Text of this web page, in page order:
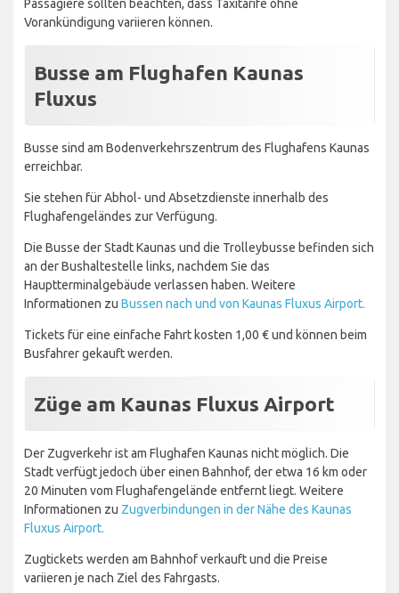
Passagiere sollten beachten, dass Taxitarife ohne
Vorankündigung variieren können.
Busse am Flughafen Kaunas
Fluxus
Busse sind am Bodenverkehrszentrum des Flughafens Kaunas
erreichbar.
Sie stehen für Abhol- und Absetzdienste innerhalb des
Flughafengeländes zur Verfügung.
Die Busse der Stadt Kaunas und die Trolleybusse befinden sich
an der Bushaltestelle links, nachdem Sie das
Hauptterminalgebäude verlassen haben. Weitere
Informationen zu Bussen nach und von Kaunas Fluxus Airport.
Tickets für eine einfache Fahrt kosten 1,00 € und können beim
Busfahrer gekauft werden.
Züge am Kaunas Fluxus Airport
Der Zugverkehr ist am Flughafen Kaunas nicht möglich. Die
Stadt verfügt jedoch über einen Bahnhof, der etwa 16 km oder
20 Minuten vom Flughafengelände entfernt liegt. Weitere
Informationen zu Zugverbindungen in der Nähe des Kaunas
Fluxus Airport.
Zugtickets werden am Bahnhof verkauft und die Preise
variieren je nach Ziel des Fahrgasts.